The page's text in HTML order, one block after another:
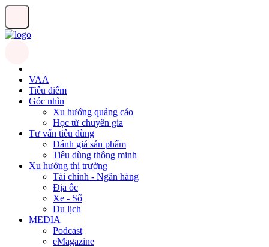
VAA
Tiêu điểm
Góc nhìn
Xu hướng quảng cáo
Học từ chuyên gia
Tư vấn tiêu dùng
Đánh giá sản phẩm
Tiêu dùng thông minh
Xu hướng thị trường
Tài chính - Ngân hàng
Địa ốc
Xe - Số
Du lịch
MEDIA
Podcast
eMagazine